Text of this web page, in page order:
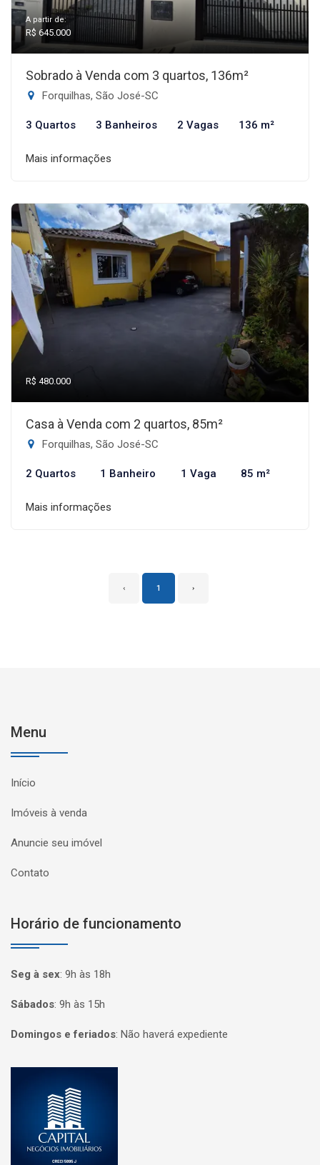
A partir de:
R$ 645.000
Sobrado à Venda com 3 quartos, 136m²
Forquilhas, São José-SC
3 Quartos 3 Banheiros 2 Vagas 136 m²
Mais informações
R$ 480.000
Casa à Venda com 2 quartos, 85m²
Forquilhas, São José-SC
2 Quartos 1 Banheiro 1 Vaga 85 m²
Mais informações
‹ 1 ›
Menu
Início
Imóveis à venda
Anuncie seu imóvel
Contato
Horário de funcionamento
Seg à sex: 9h às 18h
Sábados: 9h às 15h
Domingos e feriados: Não haverá expediente